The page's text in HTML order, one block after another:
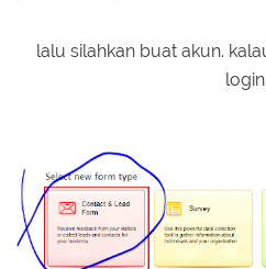
lalu silahkan buat akun.
login.